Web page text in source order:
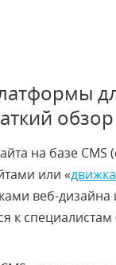
на базе CMS
или «движка
веб-дизайна
к